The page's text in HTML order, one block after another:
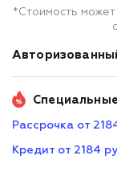
*Стоимость может
Рассрочка от
Кредит от 2184